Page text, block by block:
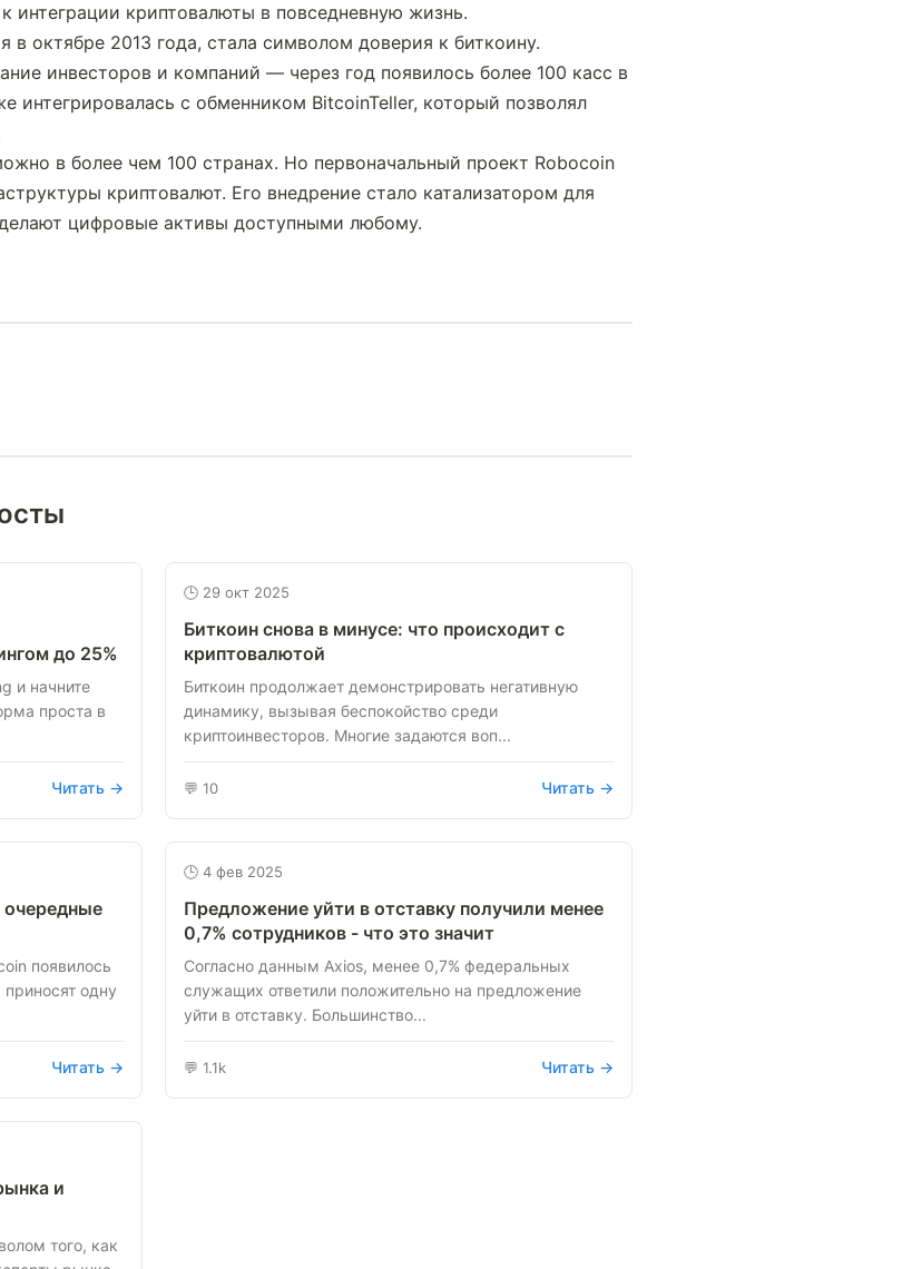
интеграции криптовалюты в повседневную жизнь.
в октябре 2013 года, стала символом доверия к биткоину.
инвесторов и компаний — через год появилось более 100 касс в
интегрировалась с обменником BitcoinTeller, который позволял
в более чем 100 странах. Но первоначальный проект Robocoin
криптовалют. Его внедрение стало катализатором для
цифровые активы доступными любому.
до 25%
и начните
проста в
Читать →
🕒 29 окт 2025
Биткоин снова в минусе: что происходит с
криптовалютой
Биткоин продолжает демонстрировать негативную
динамику, вызывая беспокойство среди
криптоинвесторов. Многие задаются воп...
💬 10 Читать →
очередные
появилось
одну
Читать →
🕒 4 фев 2025
Предложение уйти в отставку получили менее
0,7% сотрудников - что это значит
Согласно данным Axios, менее 0,7% федеральных
служащих ответили положительно на предложение
уйти в отставку. Большинство...
💬 1.1k Читать →
и
того, как